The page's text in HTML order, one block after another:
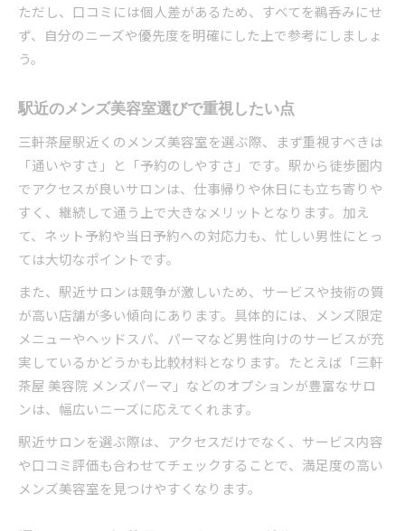
ただし、口コミには個人差があるため、すべてを鵜呑みにせ
ず、自分のニーズや優先度を明確にした上で参考にしましょ
う。
駅近のメンズ美容室選びで重視したい点
三軒茶屋駅近くのメンズ美容室を選ぶ際、まず重視すべきは
「通いやすさ」と「予約のしやすさ」です。駅から徒歩圏内
でアクセスが良いサロンは、仕事帰りや休日にも立ち寄りや
すく、継続して通う上で大きなメリットとなります。加え
て、ネット予約や当日予約への対応力も、忙しい男性にとっ
ては大切なポイントです。
また、駅近サロンは競争が激しいため、サービスや技術の質
が高い店舗が多い傾向にあります。具体的には、メンズ限定
メニューやヘッドスパ、パーマなど男性向けのサービスが充
実しているかどうかも比較材料となります。たとえば「三軒
茶屋 美容院 メンズパーマ」などのオプションが豊富なサロ
ンは、幅広いニーズに応えてくれます。
駅近サロンを選ぶ際は、アクセスだけでなく、サービス内容
や口コミ評価も合わせてチェックすることで、満足度の高い
メンズ美容室を見つけやすくなります。